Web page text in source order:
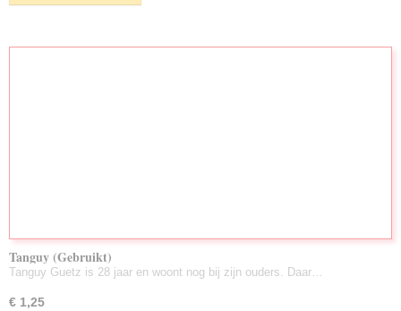
Tanguy (Gebruikt)
Tanguy Guetz is 28 jaar en woont nog bij zijn ouders. Daar…
€ 1,25